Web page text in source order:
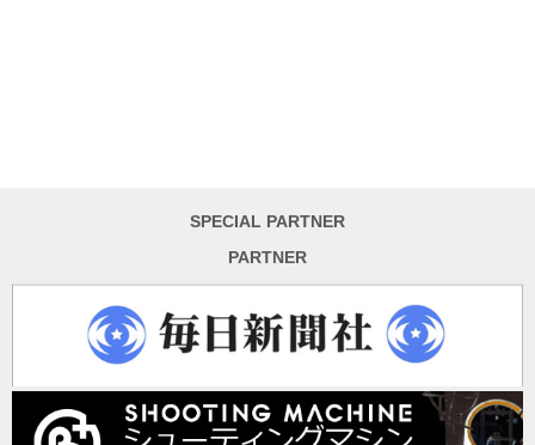
SPECIAL PARTNER
PARTNER